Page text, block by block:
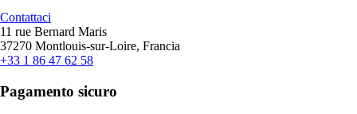
Contattaci
11 rue Bernard Maris
37270 Montlouis-sur-Loire, Francia
+33 1 86 47 62 58
Pagamento sicuro